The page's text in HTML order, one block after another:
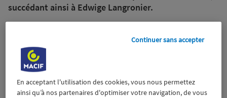
succédant ainsi à Edwige Langronier.
En acceptant l'utilisation des cookies, vous nous permettez
ainsi qu’à nos partenaires d'optimiser votre navigation, de vous
Continuer sans accepter